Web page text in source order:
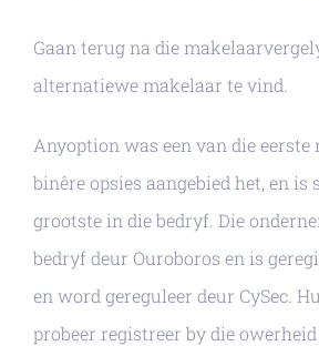
Gaan terug na die
alternatiewe makelaar te vind.
Anyoption was een van die
binêre opsies aangebied het, en is
grootste in die bedryf. Die
bedryf deur Ouroboros en is
en word gereguleer deur CySec.
probeer registreer by die